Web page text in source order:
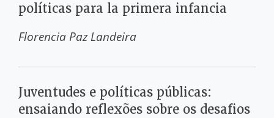
políticas para la primera infancia
Florencia Paz Landeira
Juventudes e políticas públicas:
ensaiando reflexões sobre os desafios